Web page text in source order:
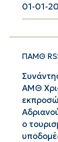
01-01-
ΠΑΜΘ
ΑΜΘ
ο